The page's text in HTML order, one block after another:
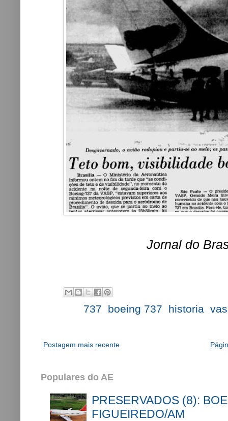
Jornal do
737 boeing 737 historia
Postagem mais recente
Populares do AE
PRESERVADOS (8):
FIGUEIREDO/AM